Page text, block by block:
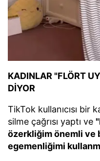
KADINLAR "FLÖRT
DİYOR
TikTok kullanıcısı bir
silme çağrısı yaptı ve
özerkliğim önemli ve
egemenliğimi